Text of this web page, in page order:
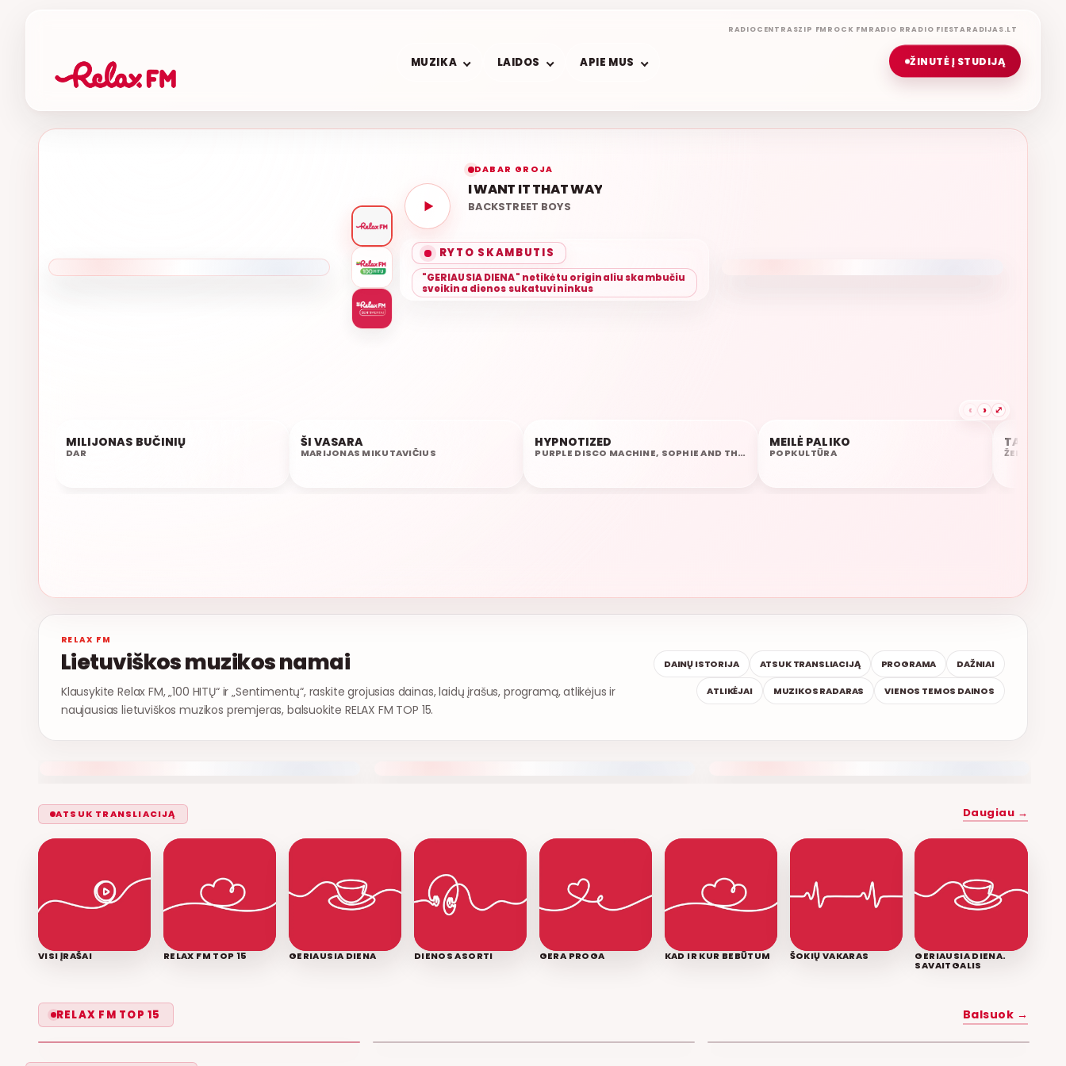
RADIOCENTRASZIP FM ROCK FM RADIO RRADIO FIESTARADIJAS.LT
ŽINUTĖ Į STUDIJĄ
MUZIKA LAIDOS APIE MUS
DABAR GROJA
I WANT IT THAT WAY
BACKSTREET BOYS
RYTO SKAMBUTIS
"GERIAUSIA DIENA" netikėtu originaliu skambučiu
sveikina dienos sukatuvininkus
21:41
MILIJONAS BUČINIŲ
DAR
21:38
ŠI VASARA
MARIJONAS MIKUTAVIČIUS
21:34
HYPNOTIZED
PURPLE DISCO MACHINE, SOPHIE AND THE GIANTS
21:31
MEILĖ PALIKO
POPKULTŪRA
TARP
ŽEMAITUKAI
‹ › ⤢
RELAX FM
Lietuviškos muzikos namai
Klausykite Relax FM, „100 HITŲ“ ir „Sentimentų“, raskite grojusias dainas, laidų įrašus, programą, atlikėjus ir
naujausias lietuviškos muzikos premjeras, balsuokite RELAX FM TOP 15.
DAINŲ ISTORIJA ATSUK TRANSLIACIJĄ PROGRAMA DAŽNIAI
ATLIKĖJAI MUZIKOS RADARAS VIENOS TEMOS DAINOS
ATSUK TRANSLIACIJĄ Daugiau →
VISI ĮRAŠAI RELAX FM TOP 15 GERIAUSIA DIENA DIENOS ASORTI GERA PROGA KAD IR KUR BEBŪTUM ŠOKIŲ VAKARAS GERIAUSIA DIENA.
SAVAITGALIS
RELAX FM TOP 15 Balsuok →
LEISK PRIPAŽINTI
GRUPĖ 2